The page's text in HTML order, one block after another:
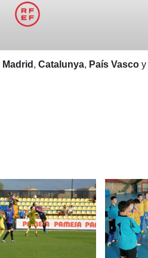
Madrid , Catalunya, País Vascoy